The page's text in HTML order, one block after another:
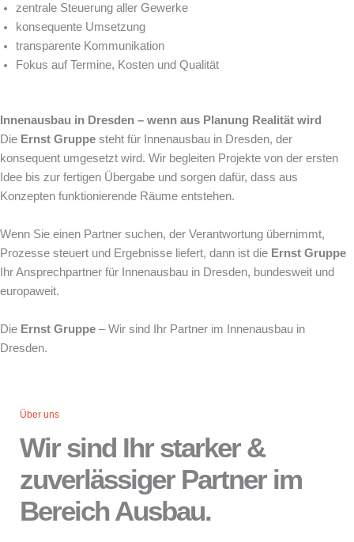
zentrale Steuerung aller Gewerke
konsequente Umsetzung
transparente Kommunikation
Fokus auf Termine, Kosten und Qualität
Innenausbau in Dresden – wenn aus Planung Realität wird
Die Ernst Gruppe steht für Innenausbau in Dresden, der
konsequent umgesetzt wird. Wir begleiten Projekte von der ersten
Idee bis zur fertigen Übergabe und sorgen dafür, dass aus
Konzepten funktionierende Räume entstehen.
Wenn Sie einen Partner suchen, der Verantwortung übernimmt,
Prozesse steuert und Ergebnisse liefert, dann ist die Ernst Gruppe
Ihr Ansprechpartner für Innenausbau in Dresden, bundesweit und
europaweit.
Die Ernst Gruppe – Wir sind Ihr Partner im Innenausbau in
Dresden.
Über uns
Wir sind Ihr starker &
zuverlässiger Partner im
Bereich Ausbau.